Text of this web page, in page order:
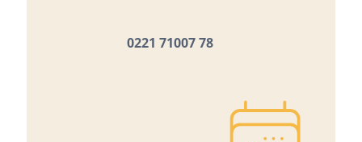
0221 71007 78